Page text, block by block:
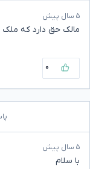
۵ سال پیش
مالک حق دارد که
۰
۵ سال پیش
با سلام